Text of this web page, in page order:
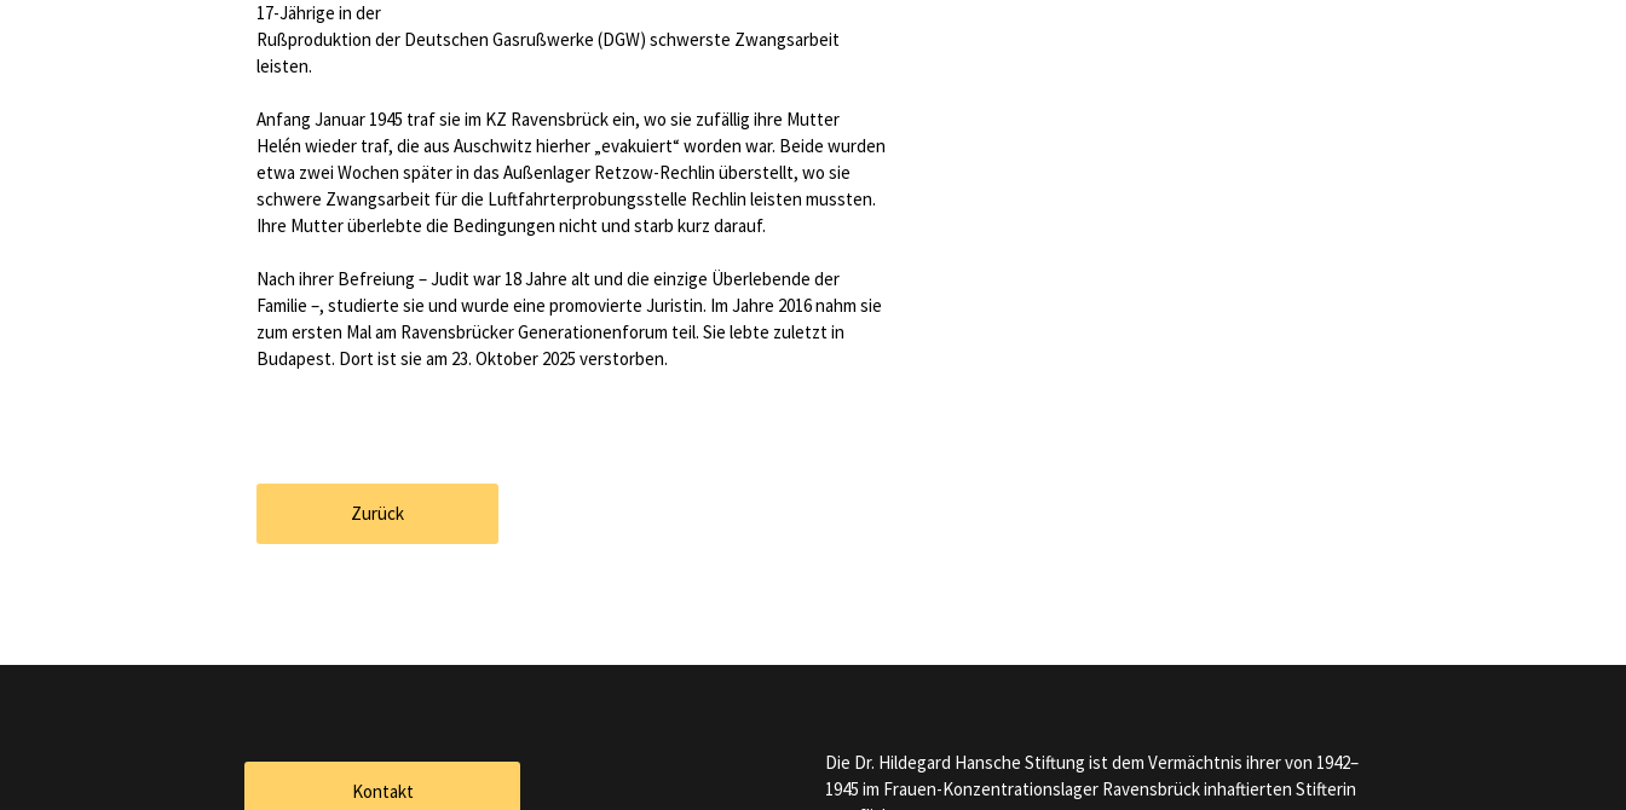
17-Jährige in der
Rußproduktion der Deutschen Gasrußwerke (DGW) schwerste Zwangsarbeit
leisten.
Anfang Januar 1945 traf sie im KZ Ravensbrück ein, wo sie zufällig ihre Mutter
Helén wieder traf, die aus Auschwitz hierher „evakuiert“ worden war. Beide wurden
etwa zwei Wochen später in das Außenlager Retzow-Rechlin überstellt, wo sie
schwere Zwangsarbeit für die Luftfahrterprobungsstelle Rechlin leisten mussten.
Ihre Mutter überlebte die Bedingungen nicht und starb kurz darauf.
Nach ihrer Befreiung – Judit war 18 Jahre alt und die einzige Überlebende der
Familie –, studierte sie und wurde eine promovierte Juristin. Im Jahre 2016 nahm sie
zum ersten Mal am Ravensbrücker Generationenforum teil. Sie lebte zuletzt in
Budapest. Dort ist sie am 23. Oktober 2025 verstorben.
Zurück
Kontakt
Die Dr. Hildegard Hansche Stiftung ist dem Vermächtnis ihrer von 1942–
1945 im Frauen-Konzentrationslager Ravensbrück inhaftierten Stifterin